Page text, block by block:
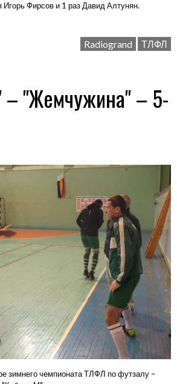
Игорь Фирсов и 1 раз Давид Алтунян.
Radiogrand ТЛФЛ
– "Жемчужина" – 5-
зимнего чемпионата ТЛФЛ по футзалу –